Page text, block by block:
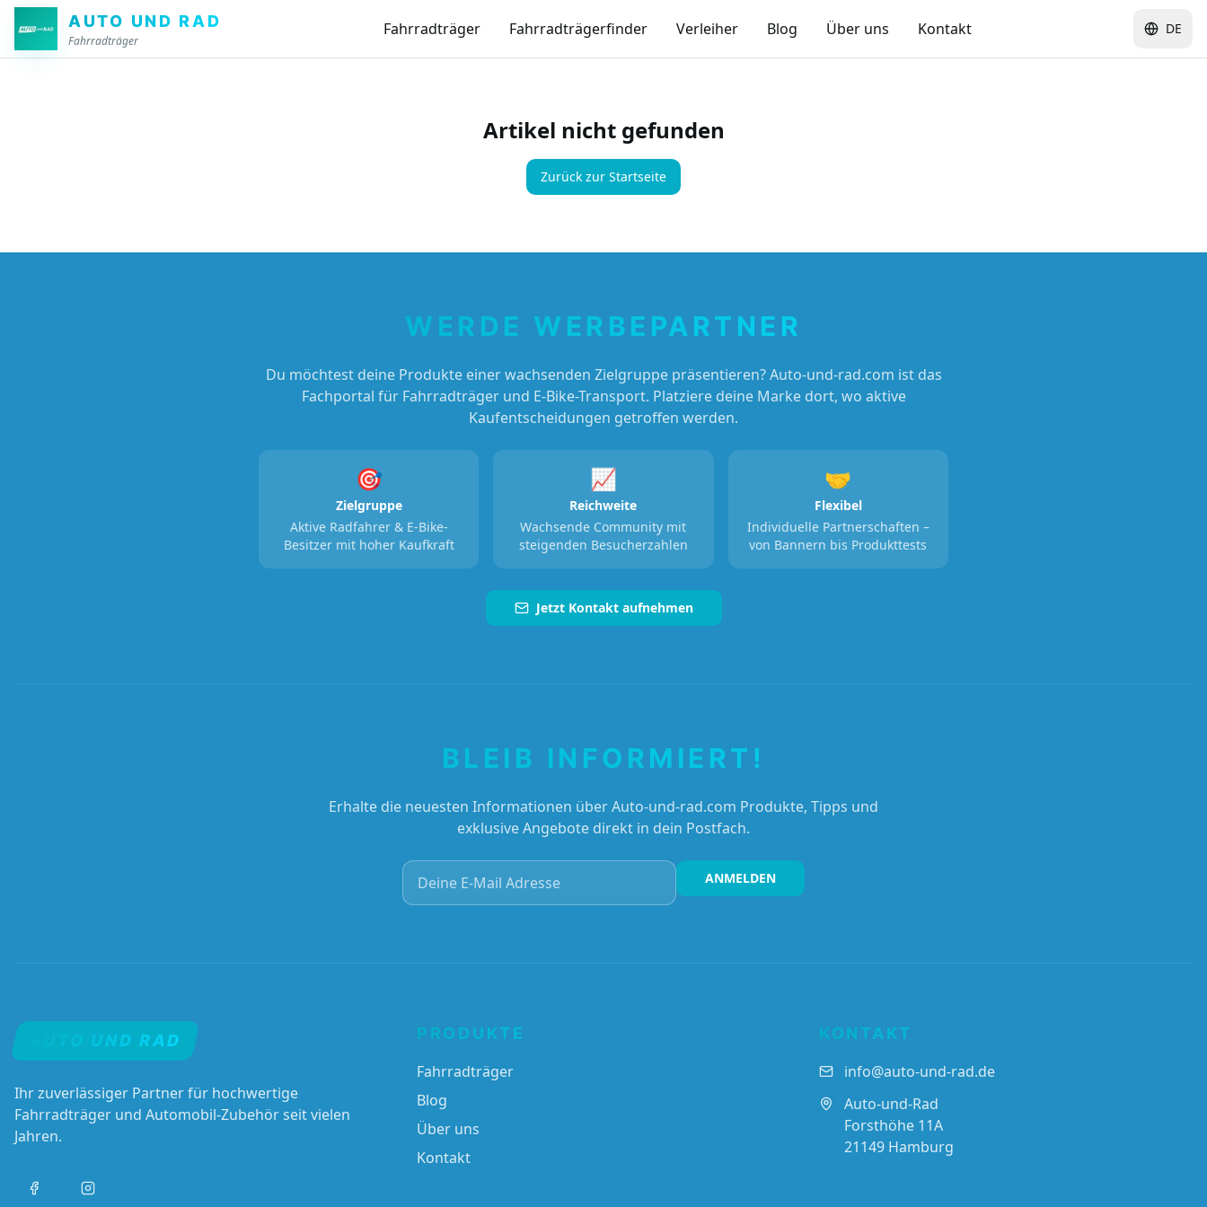
Zum Hauptinhalt springen
AUTO UND RAD
Fahrradträger
Fahrradträger Fahrradträgerfinder Verleiher Blog Über uns Kontakt DE
Artikel nicht gefunden
Zurück zur Startseite
WERDE WERBEPARTNER
Du möchtest deine Produkte einer wachsenden Zielgruppe präsentieren? Auto-und-rad.com ist das
Fachportal für Fahrradträger und E-Bike-Transport. Platziere deine Marke dort, wo aktive
Kaufentscheidungen getroffen werden.
🎯
Zielgruppe
Aktive Radfahrer & E-Bike-
Besitzer mit hoher Kaufkraft
📈
Reichweite
Wachsende Community mit
steigenden Besucherzahlen
🤝
Flexibel
Individuelle Partnerschaften –
von Bannern bis Produkttests
Jetzt Kontakt aufnehmen
BLEIB INFORMIERT!
Erhalte die neuesten Informationen über Auto-und-rad.com Produkte, Tipps und
exklusive Angebote direkt in dein Postfach.
Deine E-Mail Adresse ANMELDEN
AUTO UND RAD
Ihr zuverlässiger Partner für hochwertige
Fahrradträger und Automobil-Zubehör seit vielen
Jahren.
PRODUKTE
Fahrradträger
Blog
Über uns
Kontakt
KONTAKT
info@auto-und-rad.de
Auto-und-Rad
Forsthöhe 11A
21149 Hamburg